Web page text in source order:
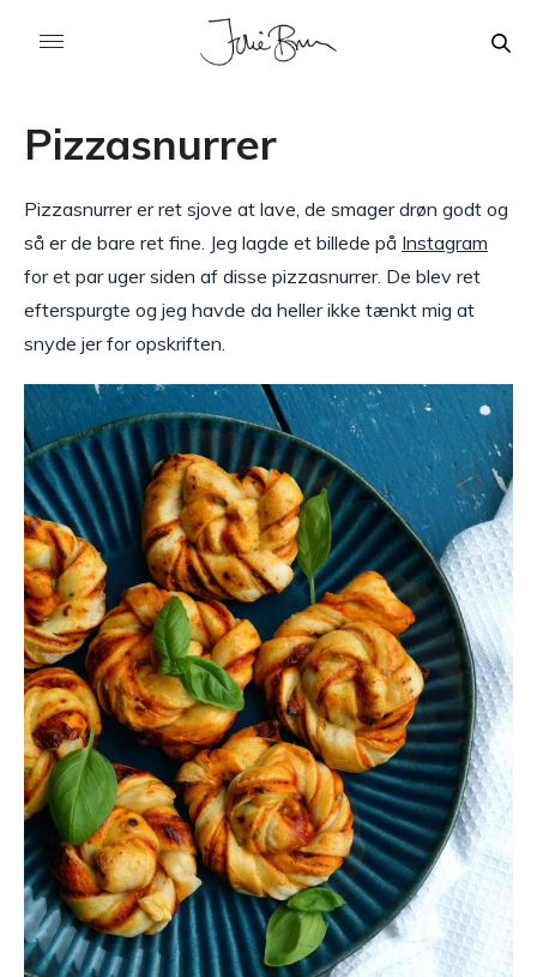
Pizzasnurrer
Pizzasnurrer er ret sjove at lave, de smager drøn godt og
så er de bare ret fine. Jeg lagde et billede på Instagram
for et par uger siden af disse pizzasnurrer. De blev ret
efterspurgte og jeg havde da heller ikke tænkt mig at
snyde jer for opskriften.